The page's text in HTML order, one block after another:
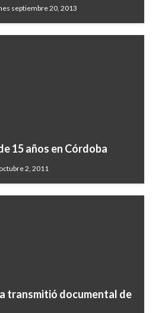
septiembre 20, 2013
15 años en Córdoba
2, 2011
transmitió documental de